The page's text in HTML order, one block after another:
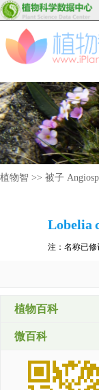
植物智 >> 被子
Lobelia
注：名称已修
植物百科
微百科